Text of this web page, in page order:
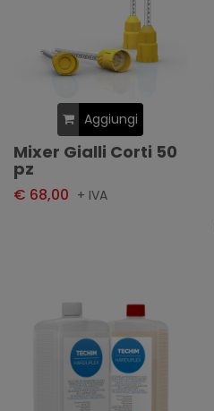
Aggiungi
Mixer Gialli Corti 50
pz
€ 68,00 + IVA